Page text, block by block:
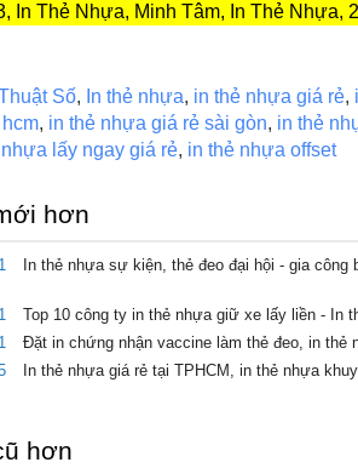
In Thẻ Nhựa, Minh Tâm, In Thẻ Nhựa,
Số, In thẻ nhựa, in thẻ nhựa giá rẻ,
, in thẻ nhựa giá rẻ sài gòn, in thẻ
lấy ngay giá rẻ, in thẻ nhựa offset
hơn
In thẻ nhựa sự kiện, thẻ đeo đại hội - gia công
Top 10 công ty in thẻ nhựa giữ xe lấy liền - In
Đặt in chứng nhận vaccine làm thẻ đeo, in thẻ
In thẻ nhựa giá rẻ tại TPHCM, in thẻ nhựa
hơn